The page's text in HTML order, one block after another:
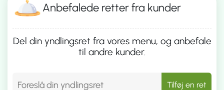
Anbefalede retter fra kunder
Del din yndlingsret fra vores menu, og anbefale
til andre kunder.
Tilføj en ret